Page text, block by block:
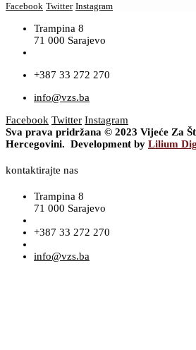
Facebook Twitter Instagram
Trampina 8
71 000 Sarajevo
+387 33 272 270
info@vzs.ba
Facebook Twitter Instagram
Sva prava pridržana © 2023 Vijeće Za
Hercegovini. Development by Lilium
kontaktirajte nas
Trampina 8
71 000 Sarajevo
+387 33 272 270
info@vzs.ba